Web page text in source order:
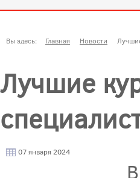
Вы здесь: Главная Новости
Лучшие
07 января 2024